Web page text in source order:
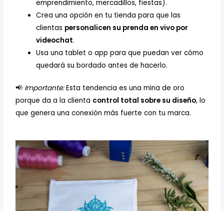
emprendimiento, mercadillos, fiestas).
Crea una opción en tu tienda para que las
clientas personalicen su prenda en vivo por
videochat.
Usa una tablet o app para que puedan ver cómo
quedará su bordado antes de hacerlo.
📢 Importante:Esta tendencia es una mina de oro
porque da a la clienta control total sobre su diseño, lo
que genera una conexión más fuerte con tu marca.